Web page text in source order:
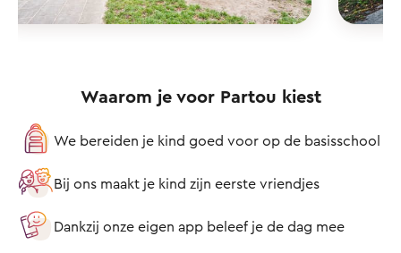
Waarom je voor Partou kiest
We bereiden je kind goed voor op de basisschool
Bij ons maakt je kind zijn eerste vriendjes
Dankzij onze eigen app beleef je de dag mee